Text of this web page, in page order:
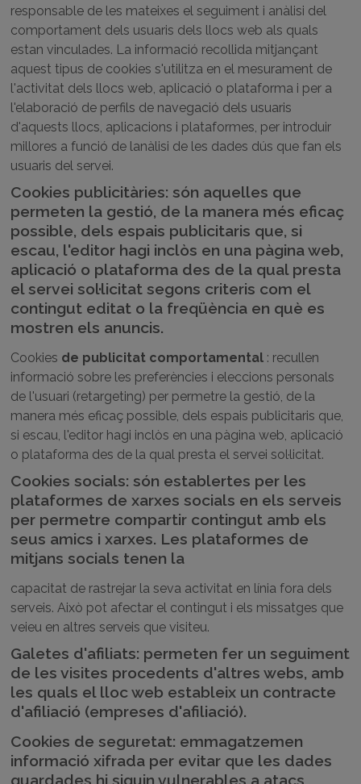
responsable de les mateixes el seguiment i anàlisi del
comportament dels usuaris dels llocs web als quals
estan vinculades. La informació recollida mitjançant
aquest tipus de cookies s'utilitza en el mesurament de
l'activitat dels llocs web, aplicació o plataforma i per a
l'elaboració de perfils de navegació dels usuaris
d'aquests llocs, aplicacions i plataformes, per introduir
millores a funció de lanàlisi de les dades dús que fan els
usuaris del servei.
Cookies publicitàries: són aquelles que
permeten la gestió, de la manera més eficaç
possible, dels espais publicitaris que, si
escau, l'editor hagi inclòs en una pàgina web,
aplicació o plataforma des de la qual presta
el servei sol·licitat segons criteris com el
contingut editat o la freqüència en què es
mostren els anuncis.
Cookies de publicitat comportamental : recullen
informació sobre les preferències i eleccions personals
de l'usuari (retargeting) per permetre la gestió, de la
manera més eficaç possible, dels espais publicitaris que,
si escau, l'editor hagi inclòs en una pàgina web, aplicació
o plataforma des de la qual presta el servei sol·licitat.
Cookies socials: són establertes per les
plataformes de xarxes socials en els serveis
per permetre compartir contingut amb els
seus amics i xarxes. Les plataformes de
mitjans socials tenen la
capacitat de rastrejar la seva activitat en línia fora dels
serveis. Això pot afectar el contingut i els missatges que
veieu en altres serveis que visiteu.
Galetes d'afiliats: permeten fer un seguiment
de les visites procedents d'altres webs, amb
les quals el lloc web estableix un contracte
d'afiliació (empreses d'afiliació).
Cookies de seguretat: emmagatzemen
informació xifrada per evitar que les dades
guardades hi siguin vulnerables a atacs